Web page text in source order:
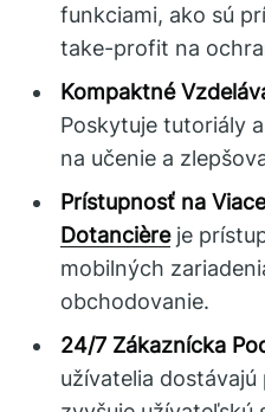
funkciami, ako sú
take-profit na
Kompaktné
Poskytuje tutoriály
na učenie a
Prístupnosť na
Dotancièreje
mobilných
obchodovanie.
24/7 Zákaznícka
užívatelia